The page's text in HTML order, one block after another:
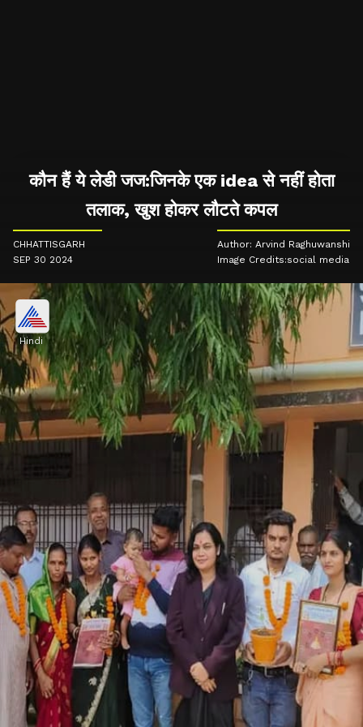
कौन हैं ये लेडी जज:जिनके एक idea से नहीं होता
तलाक, खुश होकर लौटते कपल
CHHATTISGARH
SEP 30 2024
Author: Arvind Raghuwanshi
Image Credits:social media
Hindi